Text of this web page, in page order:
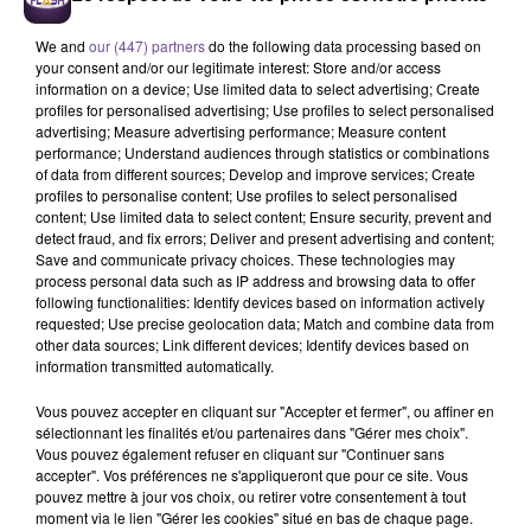
7 août 2026
Incendie : des enfants bloqués dans les fumées
toxiques
15h43
15h43 15h39
15h39 15h37
15h37
We and our (447) partnersdo the following data processing based on
your consent and/or our legitimate interest: Store and/or access
information on a device; Use limited data to select advertising; Create
profiles for personalised advertising; Use profiles to select personalised
advertising; Measure advertising performance; Measure content
performance; Understand audiences through statistics or combinations
of data from different sources; Develop and improve services; Create
profiles to personalise content; Use profiles to select personalised
content; Use limited data to select content; Ensure security, prevent and
detect fraud, and fix errors; Deliver and present advertising and content;
Save and communicate privacy choices. These technologies may
process personal data such as IP address and browsing data to offer
following functionalities: Identify devices based on information actively
requested; Use precise geolocation data; Match and combine data from
other data sources; Link different devices; Identify devices based on
information transmitted automatically.
Vous pouvez accepter en cliquant sur "Accepter et fermer", ou affiner en
sélectionnant les finalités et/ou partenaires dans "Gérer mes choix".
Vous pouvez également refuser en cliquant sur "Continuer sans
accepter". Vos préférences ne s'appliqueront que pour ce site. Vous
pouvez mettre à jour vos choix, ou retirer votre consentement à tout
moment via le lien "Gérer les cookies" situé en bas de chaque page.